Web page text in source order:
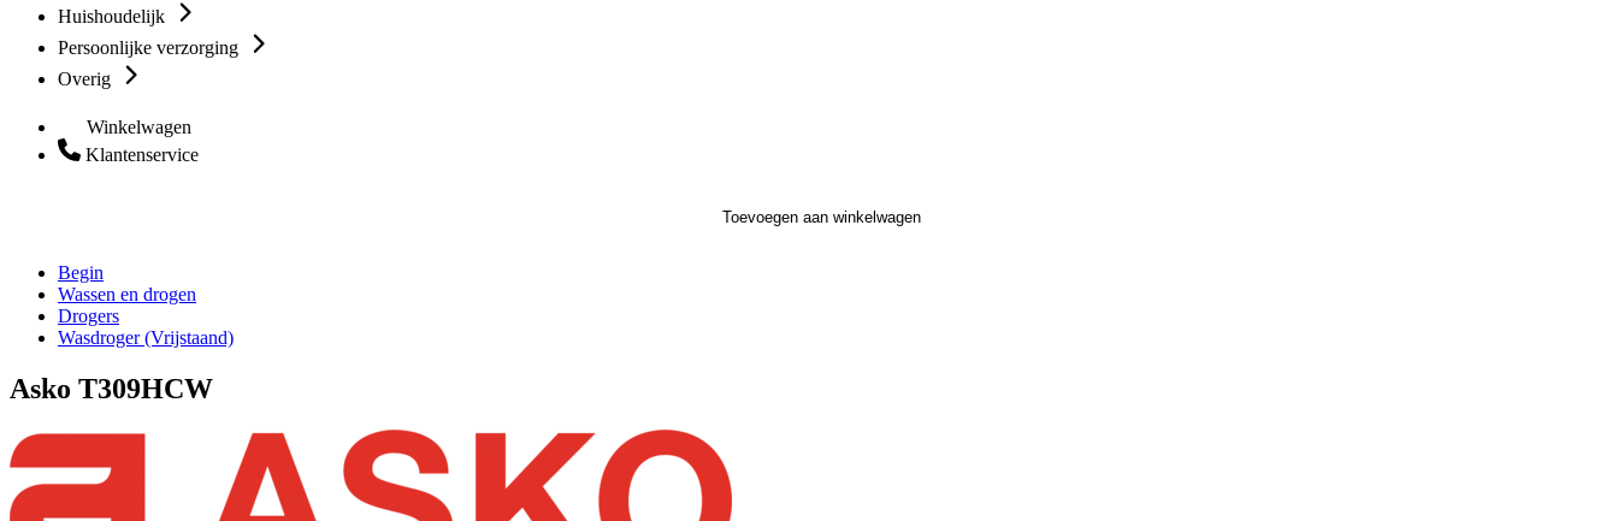
Huishoudelijk
Persoonlijke verzorging
Overig
Winkelwagen
Klantenservice
Toevoegen aan winkelwagen
Begin
Wassen en drogen
Drogers
Wasdroger (Vrijstaand)
Asko T309HCW